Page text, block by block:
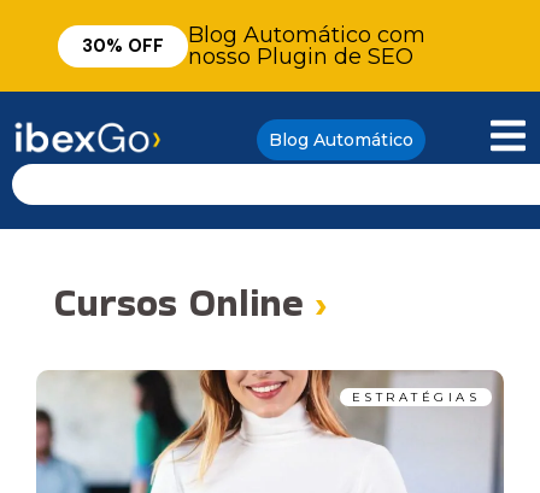
30% OFF
Blog Automático com
nosso Plugin de SEO
Blog Automático
Cursos Online ›
ESTRATÉGIAS